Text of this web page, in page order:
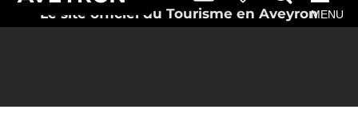
Le site officiel du Tourisme en AveyronMENU